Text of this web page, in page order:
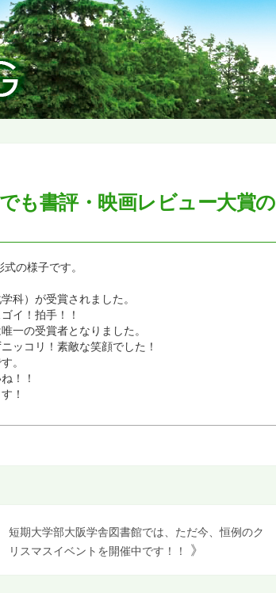
も書評・映画レビュー大賞の
の様子です。
科）が受賞されました。
イ！拍手！！
一の受賞者となりました。
ッコリ！素敵な笑顔でした！
。
！！
！
短期大学部大阪学舎図書館では、ただ今、恒例のク
リスマスイベントを開催中です！！ 》